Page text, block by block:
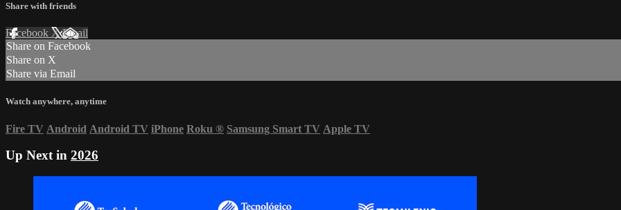
Share with friends
Facebook XEmail
Share on Facebook
Share on X
Share via Email
Watch anywhere, anytime
Fire TV Android Android TV iPhone Roku ® Samsung Smart TV Apple TV
Up Next in 2026